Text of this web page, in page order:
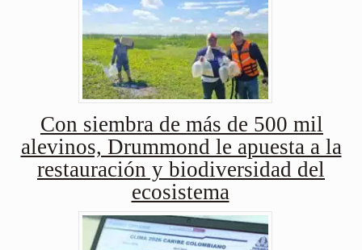
Con siembra de más de 500 mil
alevinos, Drummond le apuesta a la
restauración y biodiversidad del
ecosistema